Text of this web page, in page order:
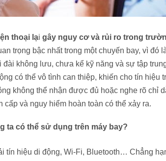
thoại lại gây nguy cơ và rủi ro trong
trọng bậc nhất trong một chuyến bay, vì đó
không lưu, chưa kể kỹ năng và sự tập
có thể vô tình can thiệp, khiến cho tín hiệu
không thể nhận được đủ hoặc nghe rõ chỉ
cấp và nguy hiểm hoàn toàn có thể xảy ra.
ta có thể sử dụng trên máy bay?
tín hiệu di động, Wi-Fi, Bluetooth… Chẳng